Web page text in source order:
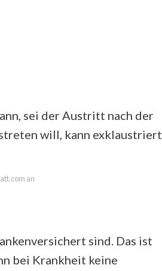
sei der Austritt nach der
will, kann exklaustriert
an
sind. Das ist
bei Krankheit keine